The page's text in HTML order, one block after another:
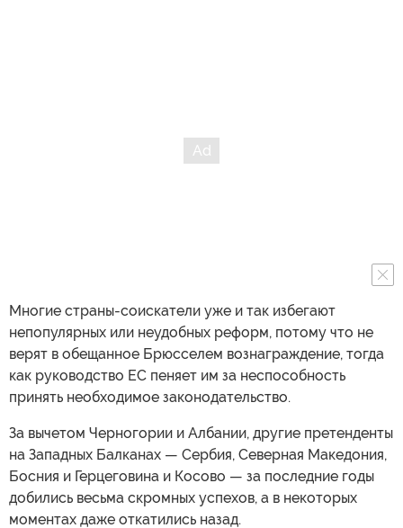
Многие страны-соискатели уже и так избегают
непопулярных или неудобных реформ, потому что не
верят в обещанное Брюсселем вознаграждение, тогда
как руководство ЕС пеняет им за неспособность
принять необходимое законодательство.
За вычетом Черногории и Албании, другие претенденты
на Западных Балканах — Сербия, Северная Македония,
Босния и Герцеговина и Косово — за последние годы
добились весьма скромных успехов, а в некоторых
моментах даже откатились назад.